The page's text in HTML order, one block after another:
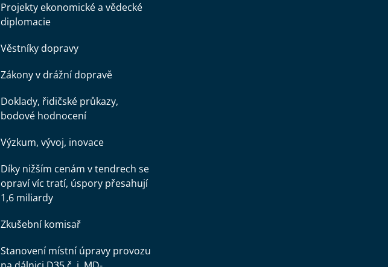
Projekty ekonomické a vědecké
diplomacie
Věstníky dopravy
Zákony v drážní dopravě
Doklady, řidičské průkazy,
bodové hodnocení
Výzkum, vývoj, inovace
Díky nižším cenám v tendrech se
opraví víc tratí, úspory přesahují
1,6 miliardy
Zkušební komisař
Stanovení místní úpravy provozu